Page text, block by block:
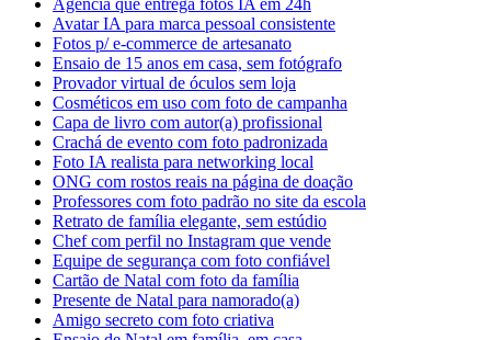
Agência que entrega fotos IA em 24h
Avatar IA para marca pessoal consistente
Fotos p/ e-commerce de artesanato
Ensaio de 15 anos em casa, sem fotógrafo
Provador virtual de óculos sem loja
Cosméticos em uso com foto de campanha
Capa de livro com autor(a) profissional
Crachá de evento com foto padronizada
Foto IA realista para networking local
ONG com rostos reais na página de doação
Professores com foto padrão no site da escola
Retrato de família elegante, sem estúdio
Chef com perfil no Instagram que vende
Equipe de segurança com foto confiável
Cartão de Natal com foto da família
Presente de Natal para namorado(a)
Amigo secreto com foto criativa